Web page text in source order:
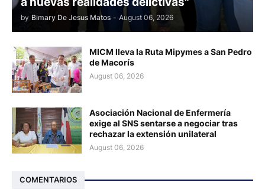
by Bimary De Jesus Matos - August 06, 2026
MICM lleva la Ruta Mipymes a San Pedro
de Macorís
August 06, 2026
Asociación Nacional de Enfermería
exige al SNS sentarse a negociar tras
rechazar la extensión unilateral
August 06, 2026
COMENTARIOS